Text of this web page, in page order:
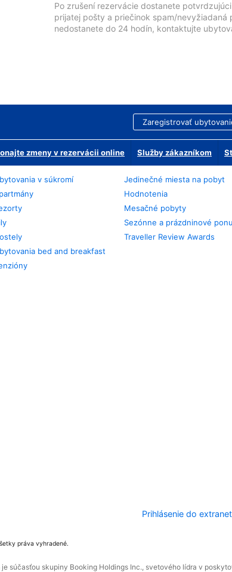
Po zrušení rezervácie dostanete
prijatej pošty a priečinok spam/nevyžiadaná
nedostanete do 24 hodín, kontaktujte
Zaregistrovať
zmeny v rezervácii online Služby zákazníkom
v súkromí
bed and breakfast
Jedinečné miesta na pobyt
Hodnotenia
Mesačné pobyty
Sezónne a prázdninové
Traveller Review Awards
Prihlásenie do
práva vyhradené.
súčasťou skupiny Booking Holdings Inc., svetového lídra v